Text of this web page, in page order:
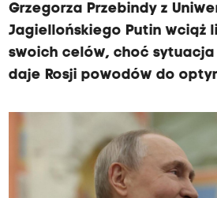
Grzegorza Przebindy z
Jagiellońskiego Putin wciąż
swoich celów, choć
daje Rosji powodów do